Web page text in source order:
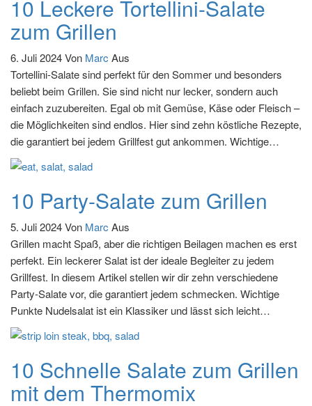
10 Leckere Tortellini-Salate
zum Grillen
6. Juli 2024Von Marc Aus
Tortellini-Salate sind perfekt für den Sommer und besonders
beliebt beim Grillen. Sie sind nicht nur lecker, sondern auch
einfach zuzubereiten. Egal ob mit Gemüse, Käse oder Fleisch –
die Möglichkeiten sind endlos. Hier sind zehn köstliche Rezepte,
die garantiert bei jedem Grillfest gut ankommen. Wichtige…
10 Party-Salate zum Grillen
5. Juli 2024Von Marc Aus
Grillen macht Spaß, aber die richtigen Beilagen machen es erst
perfekt. Ein leckerer Salat ist der ideale Begleiter zu jedem
Grillfest. In diesem Artikel stellen wir dir zehn verschiedene
Party-Salate vor, die garantiert jedem schmecken. Wichtige
Punkte Nudelsalat ist ein Klassiker und lässt sich leicht…
10 Schnelle Salate zum Grillen
mit dem Thermomix